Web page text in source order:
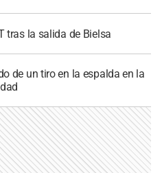
tras la salida de Bielsa
de un tiro en la espalda en la